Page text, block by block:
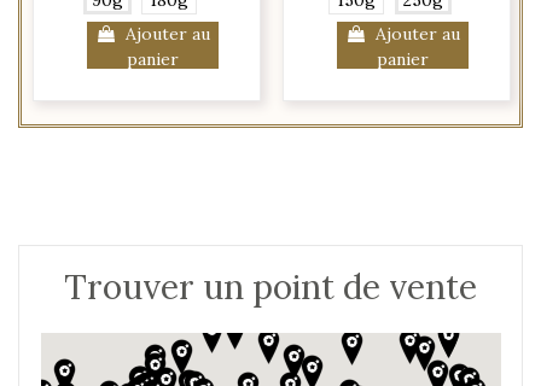
Ajouter au
panier
Ajouter au
panier
Trouver un point de vente